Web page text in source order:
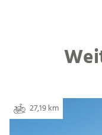
27,19 km